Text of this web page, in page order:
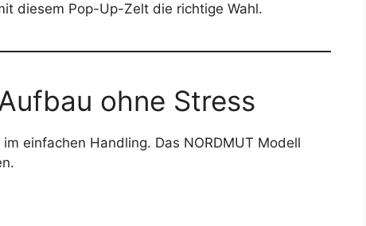
diesem Pop-Up-Zelt die richtige Wahl.
ohne Stress
im einfachen Handling. Das NORDMUT Modell